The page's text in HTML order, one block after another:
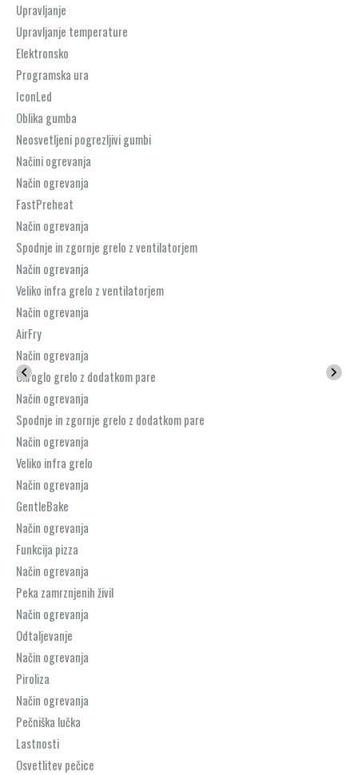
Upravljanje
Upravljanje temperature
Elektronsko
Programska ura
IconLed
Oblika gumba
Neosvetljeni pogrezljivi gumbi
Načini ogrevanja
Način ogrevanja
FastPreheat
Način ogrevanja
Spodnje in zgornje grelo z ventilatorjem
Način ogrevanja
Veliko infra grelo z ventilatorjem
Način ogrevanja
AirFry
Način ogrevanja
Okroglo grelo z dodatkom pare
Način ogrevanja
Spodnje in zgornje grelo z dodatkom pare
Način ogrevanja
Veliko infra grelo
Način ogrevanja
GentleBake
Način ogrevanja
Funkcija pizza
Način ogrevanja
Peka zamrznjenih živil
Način ogrevanja
Odtaljevanje
Način ogrevanja
Piroliza
Način ogrevanja
Pečniška lučka
Lastnosti
Osvetlitev pečice